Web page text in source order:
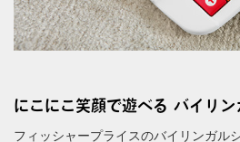
にこにこ笑顔で遊べる バイリン
フィッシャープライスのバイリンガル